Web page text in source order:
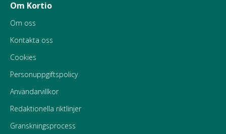
Om Kortio
Om oss
Kontakta oss
Cookies
Personuppgiftspolicy
Användarvillkor
Redaktionella riktlinjer
Granskningsprocess